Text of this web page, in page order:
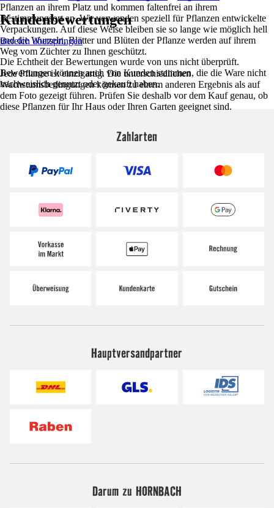
Pflanzen an ihrem Platz und kommen faltenfrei an ihrem
Bestimmungsort an. Wir verwenden speziell für Pflanzen entwickelte
Verpackungen. Auf diese Weise bleiben sie so lange wie möglich hell
und die Wurzeln, Blätter und Blüten der Pflanze werden auf ihrem
Weg vom Züchter zu Ihnen geschützt.
Jede Pflanze ist einzigartig. Die unterschiedlichen
Wachstumsbedingungen können zu einem anderen Ergebnis als auf
dem Foto gezeigt führen. Prüfen Sie deshalb vor dem Kauf genau, ob
diese Pflanzen für Ihr Haus oder Ihren Garten geeignet sind.
Kundenbewertungen
Bereich überspringen
Die Echtheit der Bewertungen wurde von uns nicht überprüft.
Bewertungen können auch von Kunden stammen, die die Ware nicht
nachweislich genutzt oder gekauft haben.
Zahlarten
Hauptversandpartner
Darum zu HORNBACH